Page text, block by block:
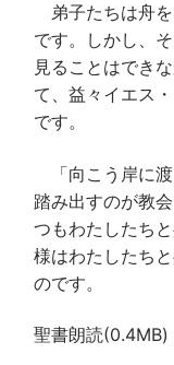
弟子たちは舟
です。しかし、
見ることはでき
て、益々イエス
です。
「向こう岸に
踏み出すのが教
つもわたしたち
様はわたしたち
のです。
聖書朗読(0.4MB)